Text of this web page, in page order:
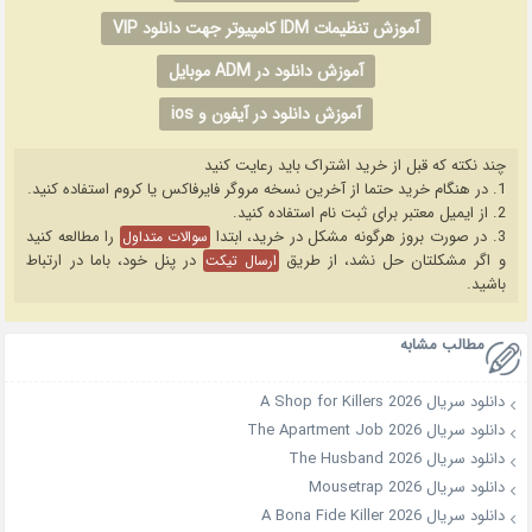
آموزش تنظیمات IDM کامپیوتر جهت دانلود VIP
آموزش دانلود در ADM موبایل
آموزش دانلود در آیفون و ios
چند نکته که قبل از خرید اشتراک باید رعایت کنید
1. در هنگام خرید حتما از آخرین نسخه مروگر فایرفاکس یا کروم استفاده کنید.
2. از ایمیل معتبر برای ثبت نام استفاده کنید.
3. در صورت بروز هرگونه مشکل در خرید، ابتدا
سوالات متداول را مطالعه کنید
و اگر مشکلتان حل نشد، از طریق ارسال تیکت در پنل خود، باما در ارتباط
باشید.
مطالب مشابه
دانلود سریال A Shop for Killers 2026
دانلود سریال The Apartment Job 2026
دانلود سریال The Husband 2026
دانلود سریال Mousetrap 2026
دانلود سریال A Bona Fide Killer 2026